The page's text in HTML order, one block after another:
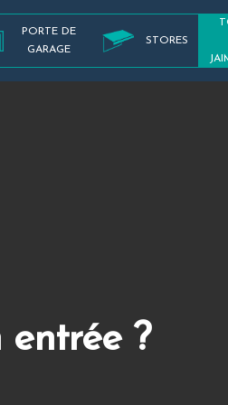
PORTE DE
GARAGE
STORES
?